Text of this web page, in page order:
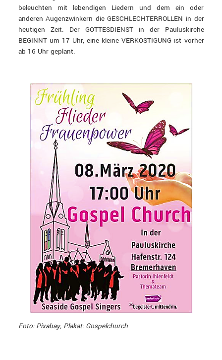
beleuchten mit lebendigen Liedern und dem ein oder
anderen Augenzwinkern die GESCHLECHTERROLLEN in der
heutigen Zeit. Der GOTTESDIENST in der Pauluskirche
BEGINNT um 17 Uhr, eine kleine VERKÖSTIGUNG ist vorher
ab 16 Uhr geplant.
Foto: Pixabay, Plakat: Gospelchurch